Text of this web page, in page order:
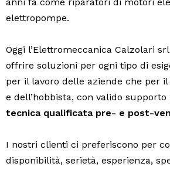
elettropompe.
Oggi l’Elettromeccanica Calzolari
offrire soluzioni per ogni tipo di
per il lavoro delle aziende che per
e dell’hobbista, con valido supporto
tecnica qualificata pre- e post-
I nostri clienti ci preferiscono per
disponibilità, serietà, esperienza,